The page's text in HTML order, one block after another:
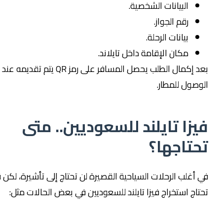
البيانات الشخصية.
رقم الجواز.
بيانات الرحلة.
مكان الإقامة داخل تايلاند.
بعد إكمال الطلب يحصل المسافر على رمز QR يتم تقديمه عند
للمطار.
تايلند للسعوديين.. متى
الرحلات السياحية القصيرة لن تحتاج إلى تأشيرة، لكن قد
استخراج فيزا تايلند للسعوديين في بعض الحالات مثل: